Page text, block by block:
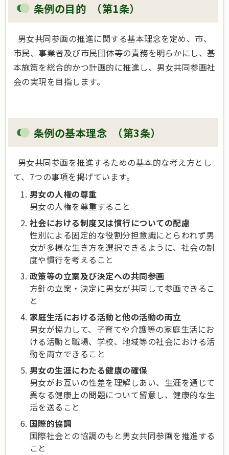
条例の目的 （第1条）
男女共同参画の推進に関する基本理念を定め、市、
市民、事業者及び市民団体等の責務を明らかにし、基
本施策を総合的かつ計画的に推進し、男女共同参画社
会の実現を目指します。
条例の基本理念 （第3条）
男女共同参画を推進するための基本的な考え方とし
て、7つの事項を掲げています。
男女の人権の尊重
男女の人権を尊重すること
社会における制度又は慣行についての配慮
性別による固定的な役割分担意識にとらわれず男
女が多様な生き方を選択できるように、社会の制
度や慣行を考えること
政策等の立案及び決定への共同参画
方針の立案・決定に男女が共同して参画できるこ
と
家庭生活における活動と他の活動の両立
男女が協力して、子育てや介護等の家庭生活にお
ける活動と職場、学校、地域等の社会における活
動を両立できること
男女の生涯にわたる健康の確保
男女がお互いの性差を理解しあい、生涯を通じて
異なる健康上の問題について留意し、健康的な生
活を送ること
国際的協調
国際社会との協調のもと男女共同参画を推進する
こと